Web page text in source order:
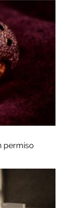
permiso